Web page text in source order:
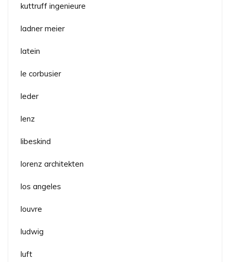
kuttruff ingenieure
ladner meier
latein
le corbusier
leder
lenz
libeskind
lorenz architekten
los angeles
louvre
ludwig
luft